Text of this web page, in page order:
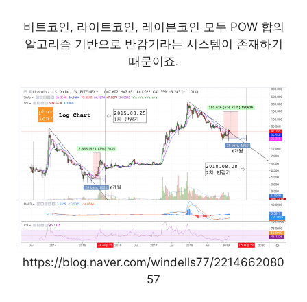
비트코인, 라이트코인, 레이븐코인 모두 POW 합의
알고리즘 기반으로 반감기라는 시스템이 존재하기
때문이죠.
https://blog.naver.com/windells77/2214662080
57